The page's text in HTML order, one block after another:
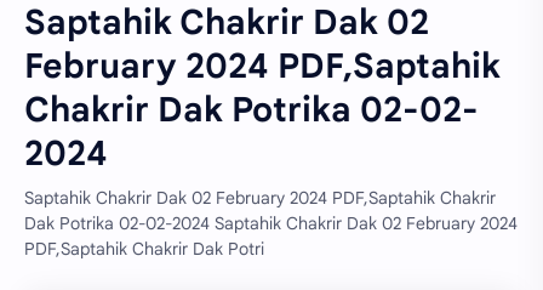
Saptahik Chakrir Dak 02
February 2024 PDF,Saptahik
Chakrir Dak Potrika 02-02-
2024
Saptahik Chakrir Dak 02 February 2024 PDF,Saptahik Chakrir
Dak Potrika 02-02-2024 Saptahik Chakrir Dak 02 February 2024
PDF,Saptahik Chakrir Dak Potri